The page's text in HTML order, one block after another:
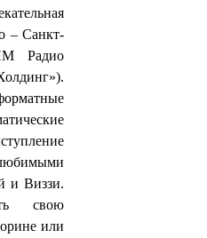
– Санкт-
Радио
и Виззи.
свою
или